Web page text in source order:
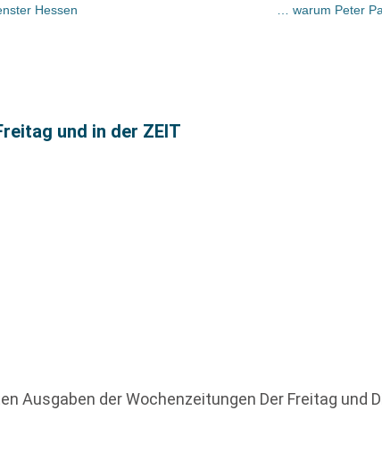
Hessen
… warum Peter
und in der ZEIT
Ausgaben der Wochenzeitungen Der Freitag und